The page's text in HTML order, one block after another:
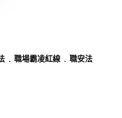
職場霸凌紅線 職安法